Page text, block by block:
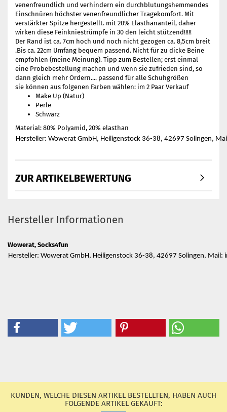
venenfreundlich und verhindern ein durchblutungshemmendes
Einschnüren höchster venenfreundlicher Tragekomfort. Mit
verstärkter Spitze hergestellt. mit 20% Elasthananteil, daher
wirken diese Feinkniestrümpfe in 30 den leicht stützend!!!!!
Der Rand ist ca. 7cm hoch und noch nicht gezogen ca. 8,5cm breit
.Bis ca. 22cm Umfang bequem passend. Nicht für zu dicke Beine
empfohlen (meine Meinung). Tipp zum Bestellen; erst einmal
eine Probebestellung machen und wenn sie zufrieden sind, so
dann gleich mehr Ordern.... passend für alle Schuhgrößen
sie können aus folgenen Farben wählen: im 2 Paar Verkauf
Make Up (Natur)
Perle
Schwarz
Material: 80% Polyamid, 20% elasthan
Hersteller: Wowerat GmbH, Heiligenstock 36-38, 42697 Solingen,
ZUR ARTIKELBEWERTUNG
Hersteller Informationen
Wowerat, Socks4fun
Hersteller: Wowerat GmbH, Heiligenstock 36-38, 42697 Solingen,
KUNDEN, WELCHE DIESEN ARTIKEL BESTELLTEN, HABEN AUCH
FOLGENDE ARTIKEL GEKAUFT: